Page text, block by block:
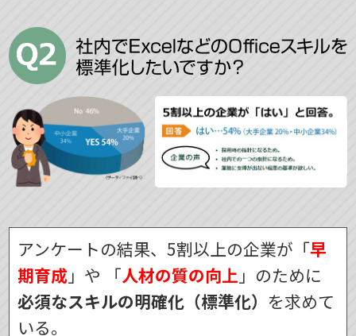
アンケートの結果、5割以上の企業が「早
期育成 」や 「人材の質の向上 」のために
必須なスキルの明確化（標準化） を求めて
いる。